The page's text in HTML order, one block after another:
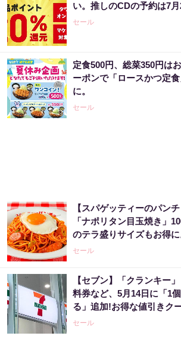
い。推しのCDの予約は7月
セール
定食500円、総菜350円は
ーポンで「ロースかつ定
に。
セール
【スパゲッティーのパン
「ナポリタン目玉焼き」
のテラ盛りサイズもお得に
セール
【セブン】「クランキー
料券など、5月14日に「1
る」追加!お得な値引きク
セール